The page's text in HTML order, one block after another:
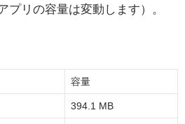
プリの容量は変動します）。
容量
394.1 MB